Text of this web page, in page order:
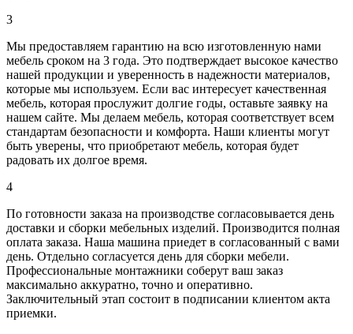
3
Мы предоставляем гарантию на всю изготовленную нами
мебель сроком на 3 года. Это подтверждает высокое качество
нашей продукции и уверенность в надежности материалов,
которые мы используем. Если вас интересует качественная
мебель, которая прослужит долгие годы, оставьте заявку на
нашем сайте. Мы делаем мебель, которая соответствует всем
стандартам безопасности и комфорта. Наши клиенты могут
быть уверены, что приобретают мебель, которая будет
радовать их долгое время.
4
По готовности заказа на производстве согласовывается день
доставки и сборки мебельных изделий. Производится полная
оплата заказа. Наша машина приедет в согласованный с вами
день. Отдельно согласуется день для сборки мебели.
Профессиональные монтажники соберут ваш заказ
максимально аккуратно, точно и оперативно.
Заключительный этап состоит в подписании клиентом акта
приемки.